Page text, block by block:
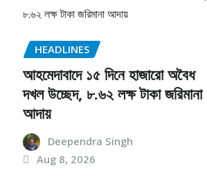
HEADLINES
আহমেদাবাদে ১৫ দিনে হাজারো অবৈধ
দখল উচ্ছেদ, ৮.৬২ লক্ষ টাকা জরিমানা
আদায়
Deependra Singh
Aug 8, 2026